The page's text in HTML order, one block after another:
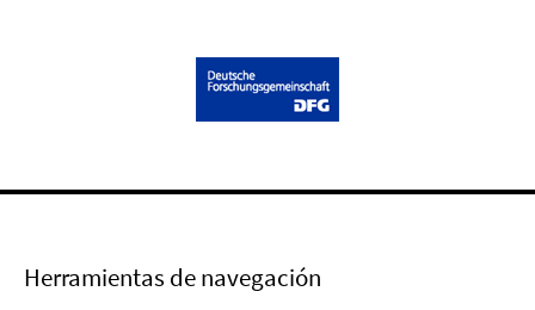
Herramientas de navegación